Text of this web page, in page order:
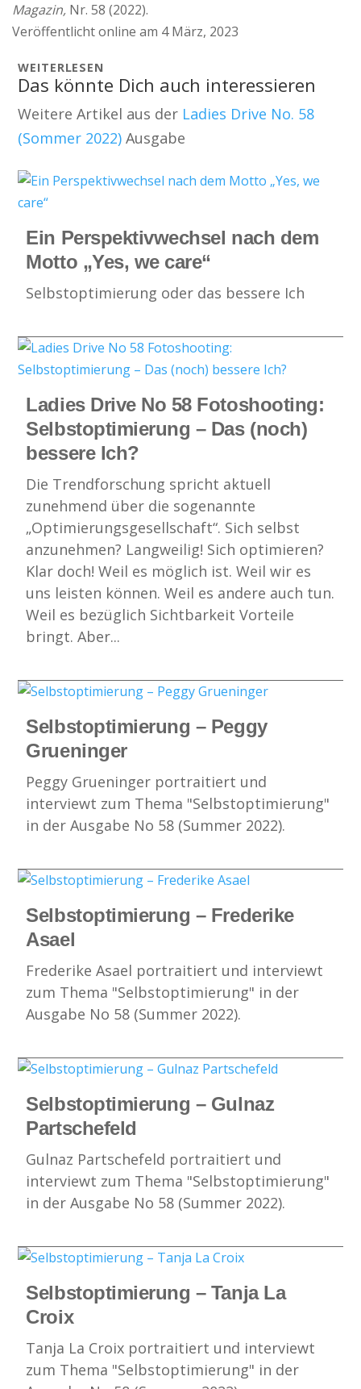
Magazin, Nr. 58 (2022).
Veröffentlicht online am 4 März, 2023
WEITERLESEN
Das könnte Dich auch interessieren
Weitere Artikel aus der Ladies Drive No. 58
(Sommer 2022) Ausgabe
Ein Perspektivwechsel nach dem
Motto „Yes, we care“
Selbstoptimierung oder das bessere Ich
Ladies Drive No 58 Fotoshooting:
Selbstoptimierung – Das (noch)
bessere Ich?
Die Trendforschung spricht aktuell
zunehmend über die sogenannte
„Optimierungsgesellschaft“. Sich selbst
anzunehmen? Langweilig! Sich optimieren?
Klar doch! Weil es möglich ist. Weil wir es
uns leisten können. Weil es andere auch tun.
Weil es bezüglich Sichtbarkeit Vorteile
bringt. Aber...
Selbstoptimierung – Peggy
Grueninger
Peggy Grueninger portraitiert und
interviewt zum Thema "Selbstoptimierung"
in der Ausgabe No 58 (Summer 2022).
Selbstoptimierung – Frederike
Asael
Frederike Asael portraitiert und interviewt
zum Thema "Selbstoptimierung" in der
Ausgabe No 58 (Summer 2022).
Selbstoptimierung – Gulnaz
Partschefeld
Gulnaz Partschefeld portraitiert und
interviewt zum Thema "Selbstoptimierung"
in der Ausgabe No 58 (Summer 2022).
Selbstoptimierung – Tanja La
Croix
Tanja La Croix portraitiert und interviewt
zum Thema "Selbstoptimierung" in der